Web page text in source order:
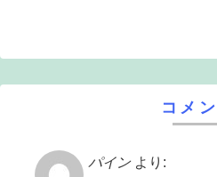
コメ
パイン より: